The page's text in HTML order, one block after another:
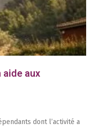
aide aux
dont l’activité a